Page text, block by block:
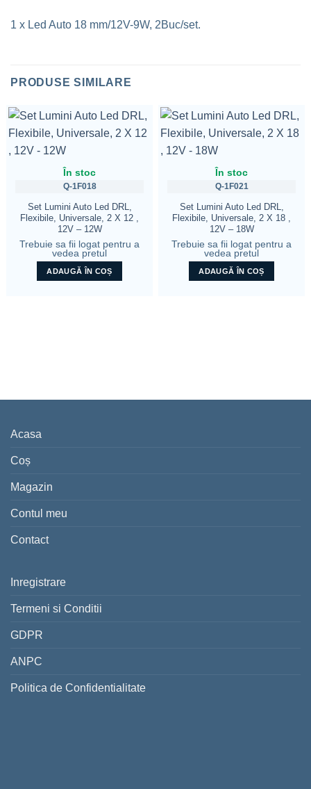
1 x Led Auto 18 mm/12V-9W, 2Buc/set.
PRODUSE SIMILARE
În stoc
Q-1F018
Set Lumini Auto Led DRL,
Flexibile, Universale, 2 X 12 ,
12V – 12W
Trebuie sa fii logat pentru a
vedea pretul
ADAUGĂ ÎN COȘ
În stoc
Q-1F021
Set Lumini Auto Led DRL,
Flexibile, Universale, 2 X 18 ,
12V – 18W
Trebuie sa fii logat pentru a
vedea pretul
ADAUGĂ ÎN COȘ
Acasa
Coș
Magazin
Contul meu
Contact
Inregistrare
Termeni si Conditii
GDPR
ANPC
Politica de Confidentialitate